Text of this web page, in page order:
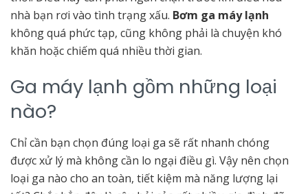
nhà bạn rơi vào tình trạng xấu. Bơm ga máy lạnh
không quá phức tạp, cũng không phải là chuyện khó
khăn hoặc chiếm quá nhiều thời gian.
Ga máy lạnh gồm những loại
nào?
Chỉ cần bạn chọn đúng loại ga sẽ rất nhanh chóng
được xử lý mà không cần lo ngại điều gì. Vậy nên chọn
loại ga nào cho an toàn, tiết kiệm mà năng lượng lại